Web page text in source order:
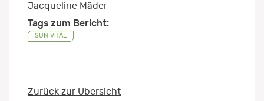
Jacqueline Mäder
Tags zum Bericht:
SUN VITAL
Zurück zur Übersicht